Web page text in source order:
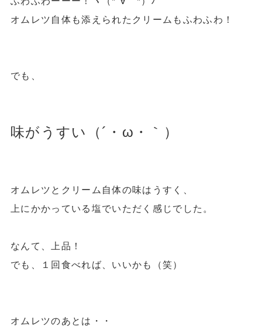
オムレツ自体も添えられたクリームもふわふわ！
でも、
味がうすい（´・ω・｀）
オムレツとクリーム自体の味はうすく、
上にかかっている塩でいただく感じでした。
なんて、上品！
でも、１回食べれば、いいかも（笑）
オムレツのあとは・・